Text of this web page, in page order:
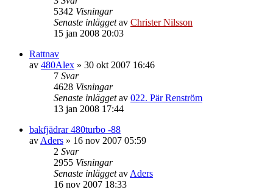
5342 Visningar
Senaste inläggetav Christer Nilsson
15 jan 2008 20:03
Rattnav
av 480Alex » 30 okt 2007 16:46
7 Svar
4628 Visningar
Senaste inläggetav 022. Pär Renström
13 jan 2008 17:44
bakfjädrar 480turbo -88
av Aders » 16 nov 2007 05:59
2 Svar
2955 Visningar
Senaste inläggetav Aders
16 nov 2007 18:33